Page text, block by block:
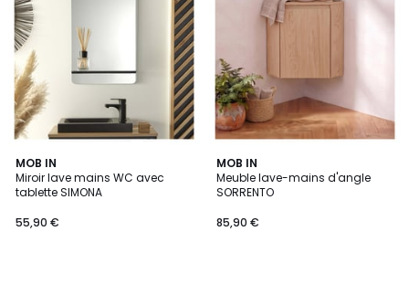
MOB IN
Miroir lave mains WC avec
tablette SIMONA
55,90 €
5
/
5
2
Couleurs
MOB IN
Meuble lave-mains d'angle
SORRENTO
85,90 €
5
/
5
3
Couleurs